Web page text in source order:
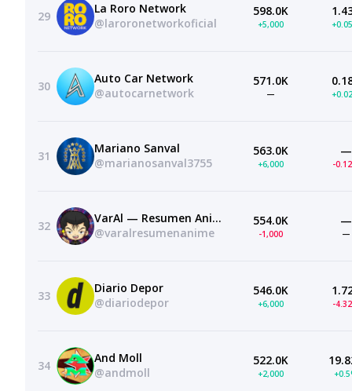
29
La Roro Network
@laroronetworkoficial
598.0K
+5,000
30
Auto Car Network
@autocarnetwork
571.0K
—
31
Mariano Sanval
@marianosanval3755
563.0K
+6,000
—
-
32
VarAl — Resumen Anime
@varalresumenanime
554.0K
-1,000
—
—
33
Diario Depor
@diariodepor
546.0K
+6,000 -
34
And Moll
@andmoll
522.0K
+2,000